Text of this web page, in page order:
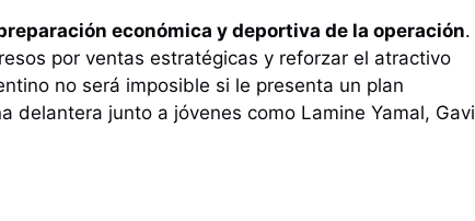
económica y deportiva de la operación.
por ventas estratégicas y reforzar el atractivo
no será imposible si le presenta un plan
junto a jóvenes como Lamine Yamal, Gavi